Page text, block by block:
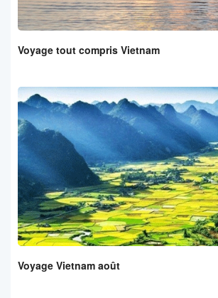
Voyage tout compris Vietnam
Voyage Vietnam août